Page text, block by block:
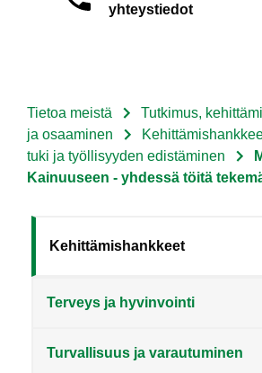
yhteystiedot
Murupolku
Tietoa meistä
Tutkimus,
ja osaaminen
tuki ja työllisyyden edistäminen
Kainuuseen - yhdessä töitä
Sote
Menu
Tietoa
meistä
Kehittämishankkeet
Terveys ja hyvinvointi
Turvallisuus ja varautuminen